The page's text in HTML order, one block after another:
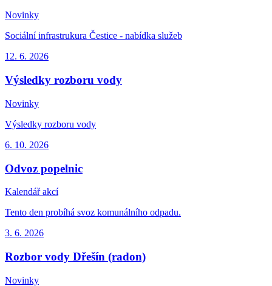
Novinky
Sociální infrastrukura Čestice - nabídka služeb
12. 6. 2026
Výsledky rozboru vody
Novinky
Výsledky rozboru vody
6. 10. 2026
Odvoz popelnic
Kalendář akcí
Tento den probíhá svoz komunálního odpadu.
3. 6. 2026
Rozbor vody Dřešín (radon)
Novinky